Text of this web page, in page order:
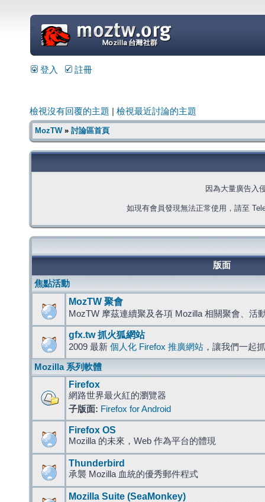
=
登入 註冊
檢視沒有回覆的主題 檢視最近討論的主題
MozTW» 討論區首頁
因為大量廣告入
如現有會員發現無法正常使用，請至
版面
焦點活動
MozTW 聚會
MozTW 摩茲連續聚及各項 Mozilla 相關聚會、活
gfx.tw 抓火狐網站
2009 最新 個人化 Firefox 推廣網站 ，讓我們一起
Mozilla 系列軟體
Firefox
網路世界最火紅的瀏覽器
子版面: Firefox for Android
Firefox OS
Mozilla 的未來，Web 作為平台的體現
Thunderbird
承襲 Mozilla 血統的優秀郵件程式
Mozilla Suite (SeaMonkey)